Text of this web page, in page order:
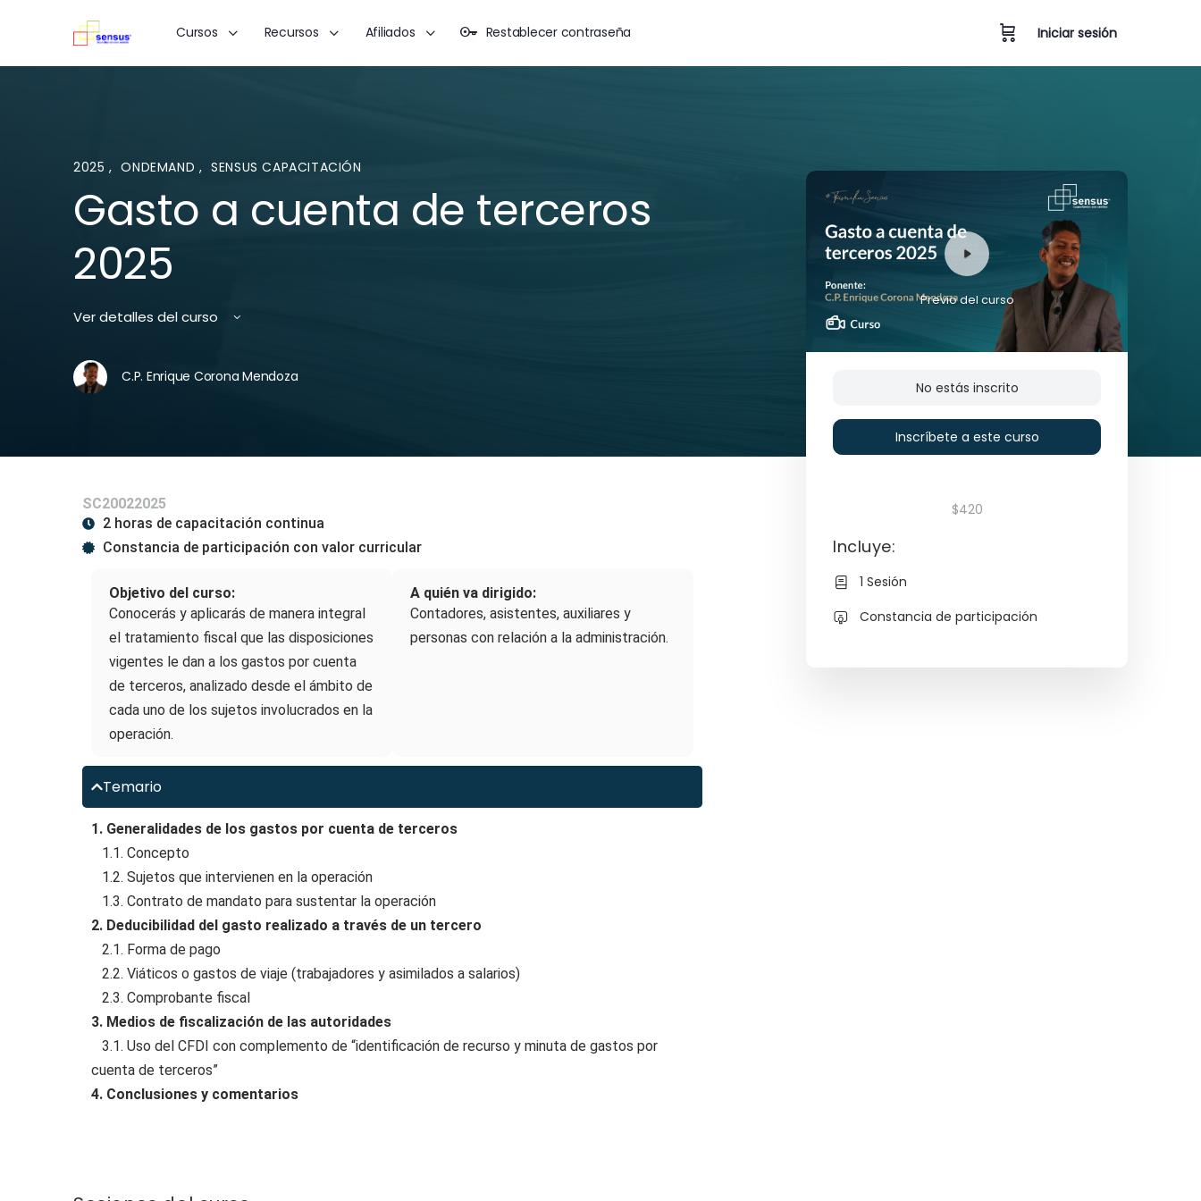
Cursos Recursos Afiliados Restablecer contraseña Iniciar sesión
2025, ONDEMAND , SENSUS CAPACITACIÓN
Gasto a cuenta de terceros
2025
Ver detalles del curso
C.P. Enrique Corona Mendoza
SC20022025
2 horas de capacitación continua
Constancia de participación con valor curricular
Objetivo del curso:
Conocerás y aplicarás de manera integral
el tratamiento fiscal que las disposiciones
vigentes le dan a los gastos por cuenta
de terceros, analizado desde el ámbito de
cada uno de los sujetos involucrados en la
operación.
A quién va dirigido:
Contadores, asistentes, auxiliares y
personas con relación a la administración.
Temario
1. Generalidades de los gastos por cuenta de terceros
1.1. Concepto
1.2. Sujetos que intervienen en la operación
1.3. Contrato de mandato para sustentar la operación
2. Deducibilidad del gasto realizado a través de un tercero
2.1. Forma de pago
2.2. Viáticos o gastos de viaje (trabajadores y asimilados a salarios)
2.3. Comprobante fiscal
3. Medios de fiscalización de las autoridades
3.1. Uso del CFDI con complemento de “identificación de recurso y minuta de gastos por
cuenta de terceros”
4. Conclusiones y comentarios
Previo del curso
No estás inscrito
Inscríbete a este curso
$420
Incluye:
1 Sesión
Constancia de participación